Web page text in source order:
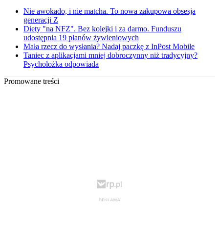
Nie awokado, i nie matcha. To nowa zakupowa obsesja
generacji Z
Diety "na NFZ". Bez kolejki i za darmo. Funduszu
udostępnia 19 planów żywieniowych
Mała rzecz do wysłania? Nadaj paczkę z InPost Mobile
Taniec z aplikacjami mniej dobroczynny niż tradycyjny?
Psycholożka odpowiada
Promowane treści